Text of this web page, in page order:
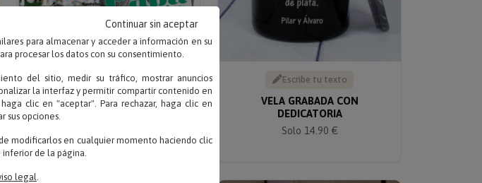
Sube tu foto y texto
FALSA PORTADA DE REVISTA
Escribe tu texto
VELA GRABADA CON
DEDICATORIA
Solo 14.90 €
para almacenar y acceder a información en su
procesar los datos con su consentimiento.
del sitio, medir su tráfico, mostrar anuncios
la interfaz y permitir compartir contenido en
clic en "aceptar". Para rechazar, haga clic en
sus opciones.
modificarlos en cualquier momento haciendo clic
de la página.
legal.
Continuar sin aceptar